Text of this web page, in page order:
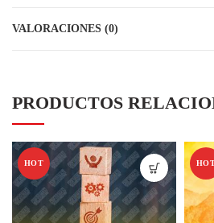
VALORACIONES (0)
PRODUCTOS
HOT